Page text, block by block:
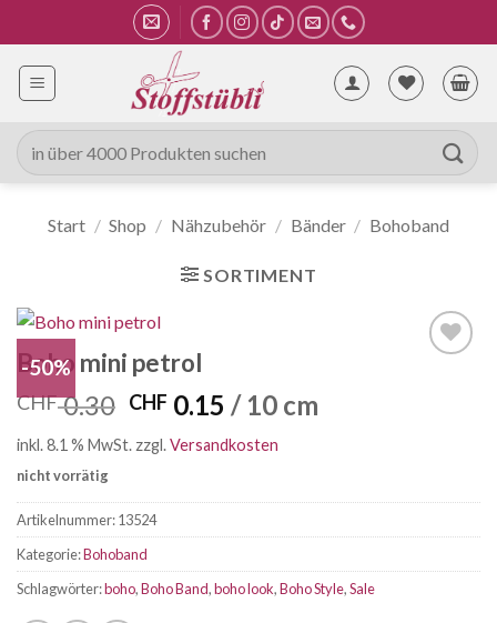
Inhalt
springen
Suche
nach:
Start / Shop / Nähzubehör / Bänder / Bohoband
SORTIMENT
-50%
Boho mini petrol
CHF0.30 Ursprünglicher
Preis
war:
CHF 0.15 Aktueller
Preis
ist:
/ 10 cm
inkl. 8.1 % MwSt.zzgl.Versandkosten
nicht vorrätig
Artikelnummer:13524
Kategorie:Bohoband
Schlagwörter:boho,Boho Band,boho look,Boho Style,Sale